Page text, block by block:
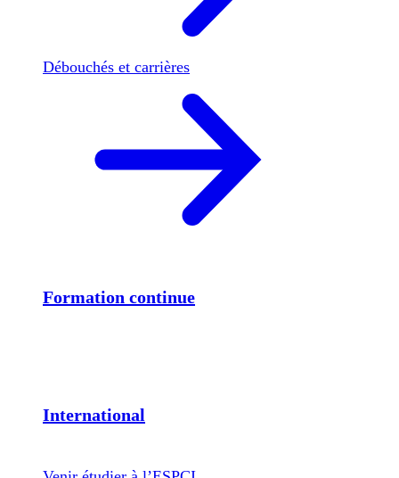
Débouchés et carrières
Formation continue
International